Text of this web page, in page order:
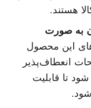
هستند.
به صورت
این محصول
انعطاف‌پذیر
شود تا قابلیت